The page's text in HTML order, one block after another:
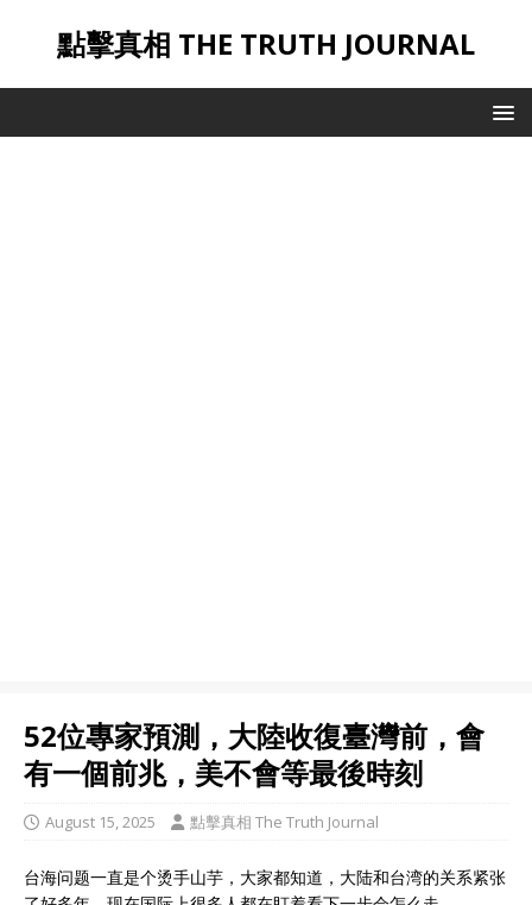
點擊真相 THE TRUTH JOURNAL
52位專家預測，大陸收復臺灣前，會
有一個前兆，美不會等最後時刻
August 15, 2025 點擊真相 The Truth Journal
台海问题一直是个烫手山芋，大家都知道，大陆和台湾的关系紧张